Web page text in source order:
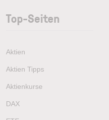
Top-Seiten
Aktien
Aktien Tipps
Aktienkurse
DAX